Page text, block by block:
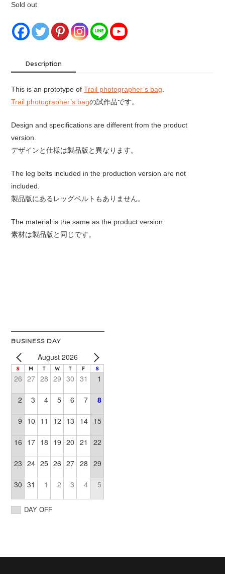
Sold out
Description
This is an prototype ofTrail photographer’s bag
Trail photographer’s bagの試作品です。
Design and specifications are different from the product
version.
デザインと仕様は製品版と異なります。
The leg belts included in the production version are not
included.
製品版にあるレッグベルトもありません。
The material is the same as the product version.
素材は製品版と同じです。
BUSINESS DAY
August 2026
S M T W T F S
26 27 28 29 30 31 1
2 3 4 5 6 7 8
9 10 11 12 13 14 15
16 17 18 19 20 21 22
23 24 25 26 27 28 29
30 31 1 2 3 4 5
DAY OFF